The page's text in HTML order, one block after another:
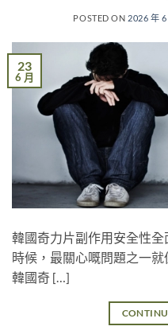
POSTED ON 2026 年
23
6 月
韓國奇力片副作用安全性
時候，最關心嘅問題之一就
韓國奇 […]